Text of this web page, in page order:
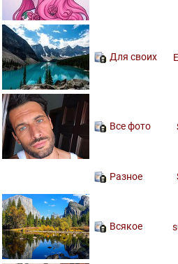
Для своих
Все фото
Разное
Всякое